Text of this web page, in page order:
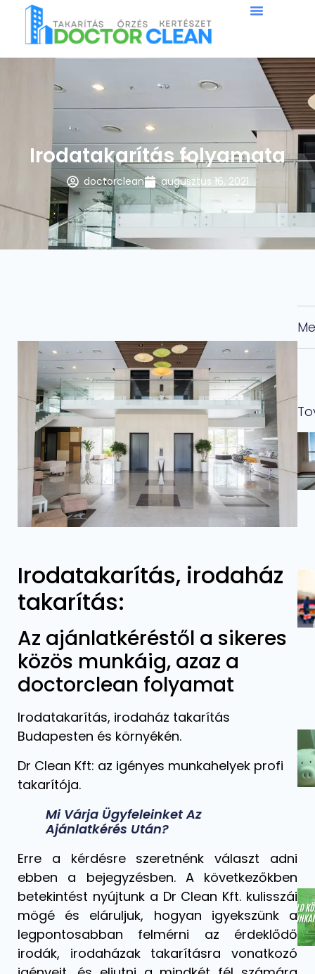
Irodatakarítás folyamata
doctorclean augusztus 16, 2021
Irodatakarítás, irodaház
takarítás:
Az ajánlatkéréstől a sikeres
közös munkáig, azaz a
doctorclean folyamat
Irodatakarítás, irodaház takarítás
Budapesten és környékén.
Dr Clean Kft: az igényes munkahelyek profi
takarítója.
Mi Várja Ügyfeleinket Az
Ajánlatkérés Után?
Erre a kérdésre szeretnénk választ adni
ebben a bejegyzésben. A következőkben
betekintést nyújtunk a Dr Clean Kft. kulisszái
mögé és eláruljuk, hogyan igyekszünk a
legpontosabban felmérni az érdeklődő
irodák, irodaházak takarításra vonatkozó